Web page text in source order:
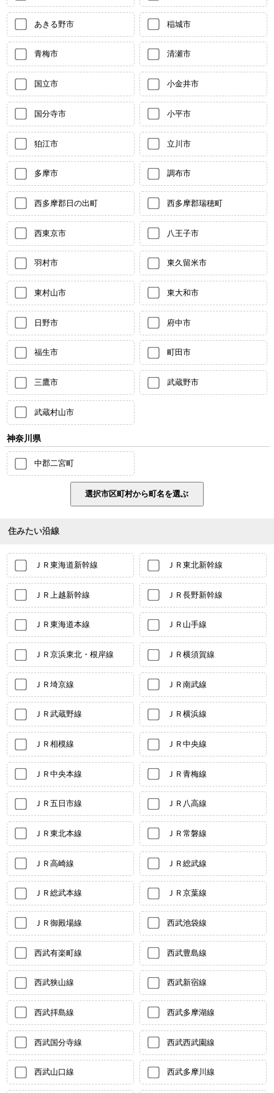
あきる野市 稲城市
青梅市 清瀬市
国立市 小金井市
国分寺市 小平市
狛江市 立川市
多摩市 調布市
西多摩郡日の出町 西多摩郡瑞穂町
西東京市 八王子市
羽村市 東久留米市
東村山市 東大和市
日野市 府中市
福生市 町田市
三鷹市 武蔵野市
武蔵村山市
神奈川県
中郡二宮町
住みたい沿線
ＪＲ東海道新幹線 ＪＲ東北新幹線
ＪＲ上越新幹線 ＪＲ長野新幹線
ＪＲ東海道本線 ＪＲ山手線
ＪＲ京浜東北・根岸線 ＪＲ横須賀線
ＪＲ埼京線 ＪＲ南武線
ＪＲ武蔵野線 ＪＲ横浜線
ＪＲ相模線 ＪＲ中央線
ＪＲ中央本線 ＪＲ青梅線
ＪＲ五日市線 ＪＲ八高線
ＪＲ東北本線 ＪＲ常磐線
ＪＲ高崎線 ＪＲ総武線
ＪＲ総武本線 ＪＲ京葉線
ＪＲ御殿場線 西武池袋線
西武有楽町線 西武豊島線
西武狭山線 西武新宿線
西武拝島線 西武多摩湖線
西武国分寺線 西武西武園線
西武山口線 西武多摩川線